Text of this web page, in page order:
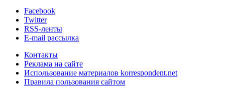
Facebook
Twitter
RSS-ленты
E-mail рассылка
Контакты
Реклама на сайте
Использование материалов korrespondent.net
Правила пользования сайтом